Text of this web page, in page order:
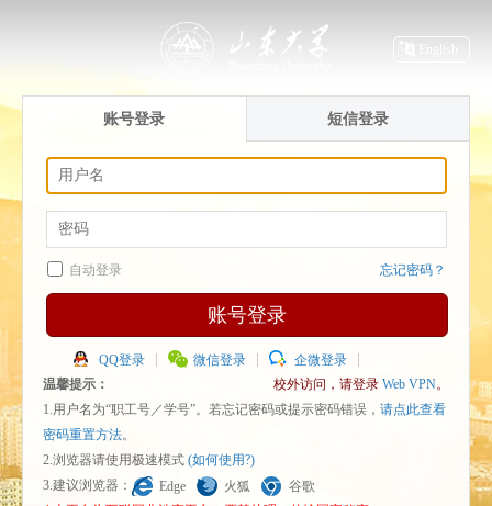
账号登录 短信登录
自动登录 忘记密码？
账号登录
QQ登录 微信登录
企微登录
温馨提示：
校外访问，请登录 Web VPN。
1.用户名为“职工号／学号”。若忘记密码或提示密码错误， 请点此查看
密码重置方法。
2.浏览器请使用极速模式 (如何使用?)
3.建议浏览器：
Edge 火狐
谷歌